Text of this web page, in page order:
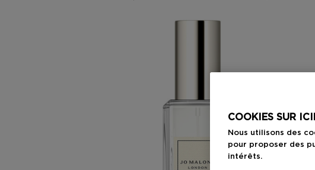
COOKIES SUR
Nous utilisons des
pour proposer des
intérêts.